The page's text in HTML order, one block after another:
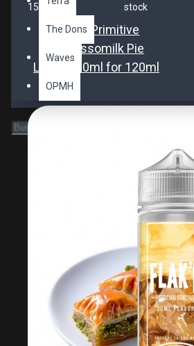
The Dons
Waves
OPMH
15.90€
stock
OPMH Primitive
Espressomilk Pie
Longfill 30ml for 120ml